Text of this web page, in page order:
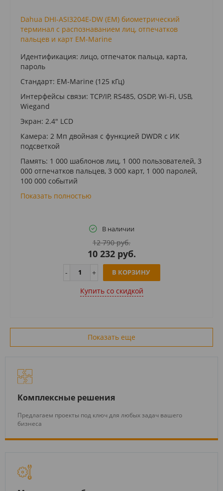
Dahua DHI-ASI3204E-DW (EM) биометрический
терминал с распознаванием лиц, отпечатков
пальцев и карт EM-Marine
Идентификация: лицо, отпечаток пальца, карта,
пароль
Стандарт: EM-Marine (125 кГц)
Интерфейсы связи: TCP/IP, RS485, OSDP, Wi-Fi, USB,
Wiegand
Экран: 2.4" LCD
Камера: 2 Мп двойная с функцией DWDR с ИК
подсветкой
Память: 1 000 шаблонов лиц, 1 000 пользователей, 3
000 отпечатков пальцев, 3 000 карт, 1 000 паролей,
100 000 событий
Показать полностью
В наличии
12 790 руб.
10 232 руб.
В КОРЗИНУ
Купить cо скидкой
Показать еще
Комплексные решения
Предлагаем проекты под ключ для любых задач вашего
бизнеса